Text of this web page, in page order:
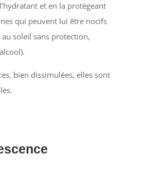
et en la protégeant
qui peuvent lui être nocifs
soleil sans protection,
bien dissimulées, elles sont